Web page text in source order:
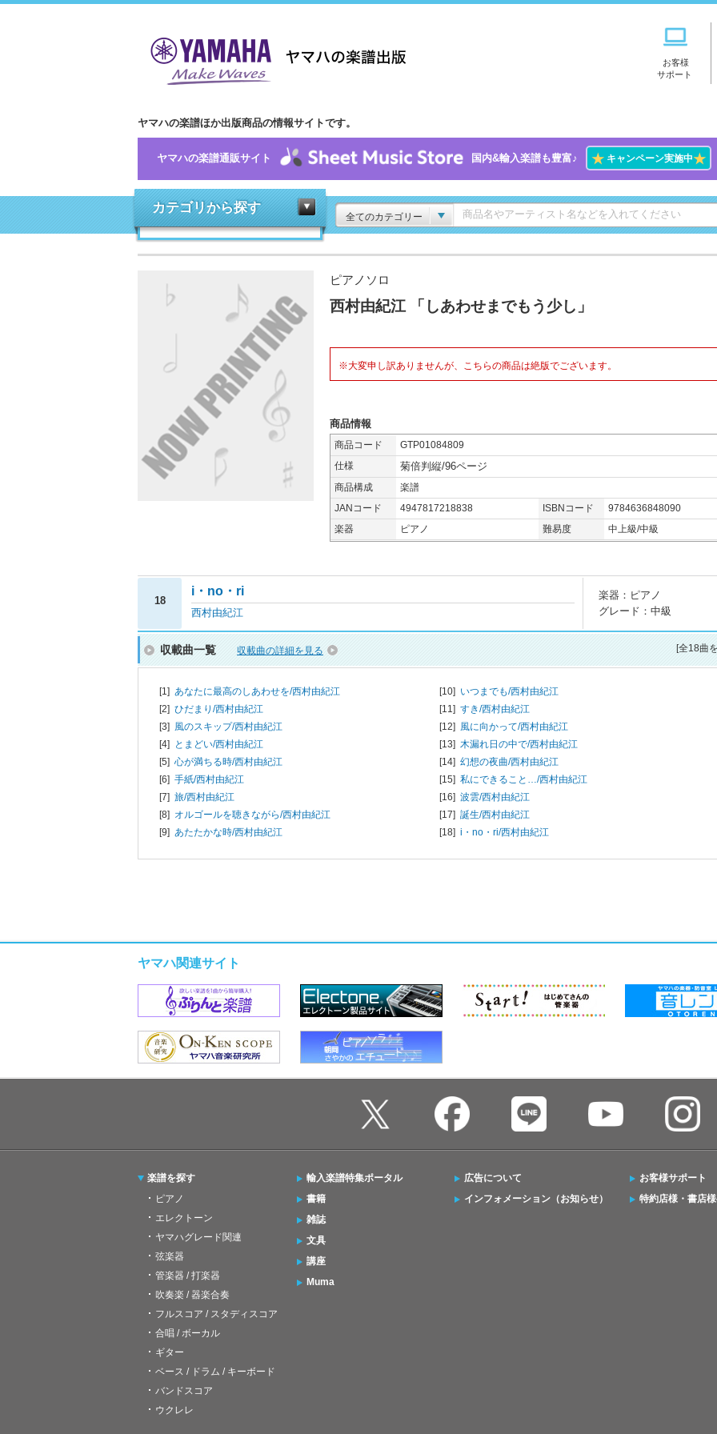
お客様
サポート
ヤマハの楽譜ほか出版商品の情報サイトです。
ヤマハの楽譜通販サイト 国内&輸入楽譜も豊富♪ ★キャンペーン実施中★
カテゴリから探す
全てのカテゴリー
ピアノソロ
西村由紀江 「しあわせまでもう少し」
※大変申し訳ありませんが、こちらの商品は絶版でございます。
商品情報
商品コード
GTP01084809
仕様
菊倍判縦/96ページ
商品構成
楽譜
JANコード
4947817218838 ISBNコード
9784636848090
楽器
ピアノ 難易度 中上級/中級
18
i・no・ri
西村由紀江
楽器：ピアノ
グレード：中級
収載曲一覧 収載曲の詳細を見る [全18曲
[1] あなたに最高のしあわせを/西村由紀江
[2] ひだまり/西村由紀江
[3] 風のスキップ/西村由紀江
[4] とまどい/西村由紀江
[5] 心が満ちる時/西村由紀江
[6] 手紙/西村由紀江
[7] 旅/西村由紀江
[8] オルゴールを聴きながら/西村由紀江
[9] あたたかな時/西村由紀江
[10] いつまでも/西村由紀江
[11] すき/西村由紀江
[12] 風に向かって/西村由紀江
[13] 木漏れ日の中で/西村由紀江
[14] 幻想の夜曲/西村由紀江
[15] 私にできること…/西村由紀江
[16] 波雲/西村由紀江
[17] 誕生/西村由紀江
[18] i・no・ri/西村由紀江
ヤマハ関連サイト
楽譜を探す
ピアノ
エレクトーン
ヤマハグレード関連
弦楽器
管楽器 / 打楽器
吹奏楽 / 器楽合奏
フルスコア / スタディスコア
合唱 / ボーカル
ギター
ベース / ドラム / キーボード
バンドスコア
ウクレレ
輸入楽譜特集ポータル
書籍
雑誌
文具
講座
Muma
広告について
インフォメーション（お知らせ）
お客様サポート
特約店様・書店